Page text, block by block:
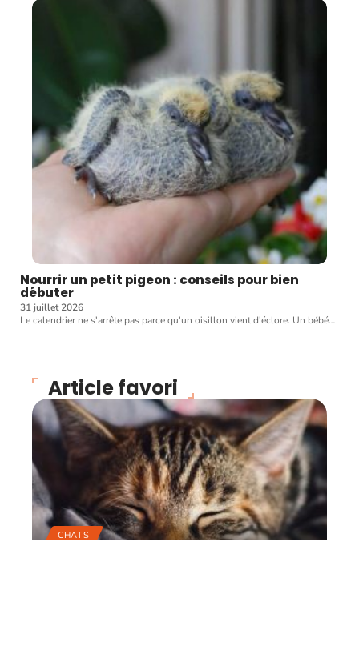
Nourrir un petit pigeon : conseils pour bien
débuter
31 juillet 2026
Le calendrier ne s'arrête pas parce qu'un oisillon vient d'éclore. Un bébé…
Article favori
CHATS